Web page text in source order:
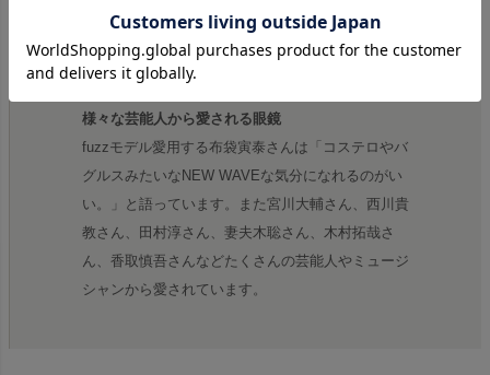
NEIGHBORHOOD・UNDERCOVER・NIGO・松田
優作など
様々な芸能人から愛される眼鏡
fuzzモデル愛用する布袋寅泰さんは「コステロやバ
グルスみたいなNEW WAVEな気分になれるのがい
い。」と語っています。また宮川大輔さん、西川貴
教さん、田村淳さん、妻夫木聡さん、木村拓哉さ
ん、香取慎吾さんなどたくさんの芸能人やミュージ
シャンから愛されています。